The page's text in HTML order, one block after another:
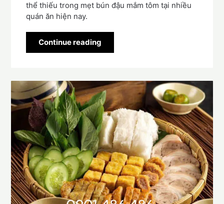
thể thiếu trong mẹt bún đậu mắm tôm tại nhiều
quán ăn hiện nay.
Continue reading